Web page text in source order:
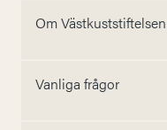
Om Västkuststiftelsen
Vanliga frågor